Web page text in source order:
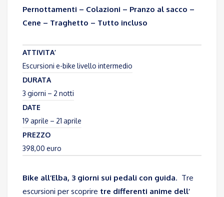
Pernottamenti – Colazioni – Pranzo al sacco –
Cene – Traghetto – Tutto incluso
ATTIVITA’
Escursioni e-bike livello intermedio
DURATA
3 giorni – 2 notti
DATE
19 aprile – 21 aprile
PREZZO
398,00 euro
Bike all’Elba, 3 giorni sui pedali con guida. Tre
escursioni per scoprire tre differenti anime dell’